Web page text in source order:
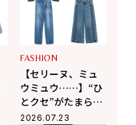
FASHION
【セリーヌ、ミュ
ウミュウ……】“ひ
とクセ”がたまらな
く可愛い♡デニム
2026.07.23